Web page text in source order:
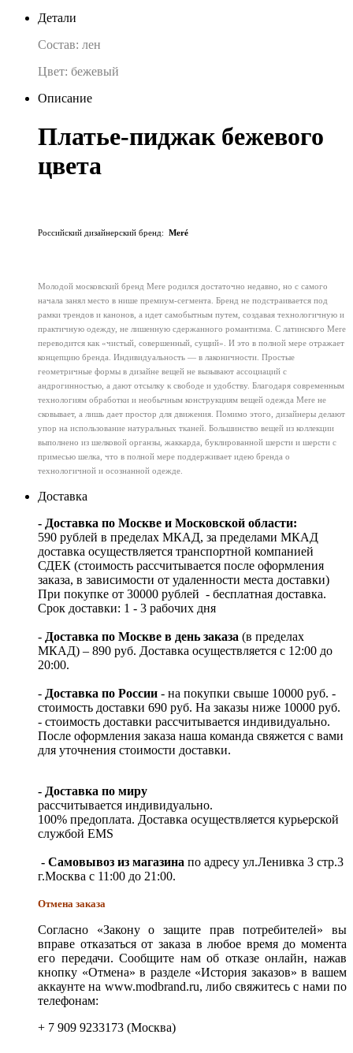
Детали
Состав: лен
Цвет: бежевый
Описание
Платье-пиджак бежевого
цвета
Российский дизайнерский бренд: Meré
Молодой московский бренд Mere родился достаточно недавно, но с самого
начала занял место в нише премиум-сегмента. Бренд не подстраивается под
рамки трендов и канонов, а идет самобытным путем, создавая технологичную и
практичную одежду, не лишенную сдержанного романтизма. С латинского Mere
переводится как «чистый, совершенный, сущий». И это в полной мере отражает
концепцию бренда. Индивидуальность — в лаконичности. Простые
геометричные формы в дизайне вещей не вызывают ассоциаций с
андрогинностью, а дают отсылку к свободе и удобству. Благодаря современным
технологиям обработки и необычным конструкциям вещей одежда Mere не
сковывает, а лишь дает простор для движения. Помимо этого, дизайнеры делают
упор на использование натуральных тканей. Большинство вещей из коллекции
выполнено из шелковой органзы, жаккарда, буклированной шерсти и шерсти с
примесью шелка, что в полной мере поддерживает идею бренда о
технологичной и осознанной одежде.
Доставка
- Доставка по Москве и Московской области:
590 рублей в пределах МКАД, за пределами МКАД
доставка осуществляется транспортной компанией
СДЕК (стоимость рассчитывается после оформления
заказа, в зависимости от удаленности места доставки)
При покупке от 30000 рублей - бесплатная доставка.
Срок доставки: 1 - 3 рабочих дня
- Доставка по Москве в день заказа (в пределах
МКАД) – 890 руб. Доставка осуществляется с 12:00 до
20:00.
- Доставка по России - на покупки свыше 10000 руб. -
стоимость доставки 690 руб. На заказы ниже 10000 руб.
- стоимость доставки рассчитывается индивидуально.
После оформления заказа наша команда свяжется с вами
для уточнения стоимости доставки.
- Доставка по миру
рассчитывается индивидуально.
100% предоплата. Доставка осуществляется курьерской
службой EMS
- Самовывоз из магазина по адресу ул.Ленивка 3 стр.3
г.Москва с 11:00 до 21:00.
Отмена заказа
Согласно «Закону о защите прав потребителей» вы
вправе отказаться от заказа в любое время до момента
его передачи. Сообщите нам об отказе онлайн, нажав
кнопку «Отмена» в разделе «История заказов» в вашем
аккаунте на www.modbrand.ru, либо свяжитесь с нами по
телефонам:
+ 7 909 9233173 (Москва)